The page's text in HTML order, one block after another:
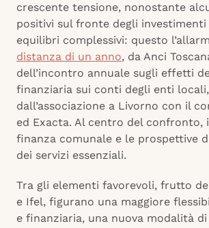
crescente tensione, nonostante
positivi sul fronte degli investimenti
equilibri complessivi: questo
distanza di un anno, da Anci
dell’incontro annuale sugli effetti
finanziaria sui conti degli enti
dall’associazione a Livorno con il
ed Exacta. Al centro del confronto,
finanza comunale e le prospettive
dei servizi essenziali.
Tra gli elementi favorevoli, frutto
e Ifel, figurano una maggiore
e finanziaria, una nuova modalità